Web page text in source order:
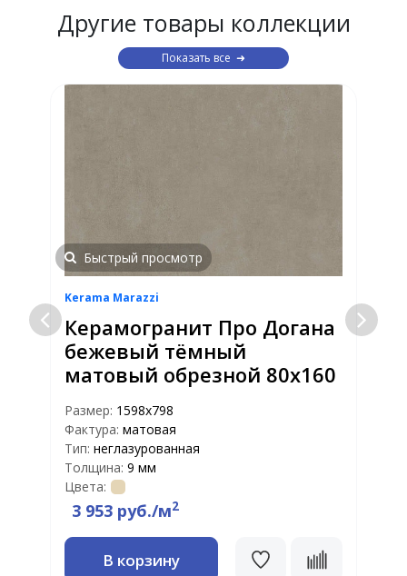
Другие товары коллекции
Показать все
Быстрый просмотр
Kerama Marazzi
Керамогранит Про Догана
бежевый тёмный
матовый обрезной 80х160
Размер: 1598х798
Фактура: матовая
Тип: неглазурованная
Толщина: 9 мм
Цвета:
3 953 руб./м2
В корзину